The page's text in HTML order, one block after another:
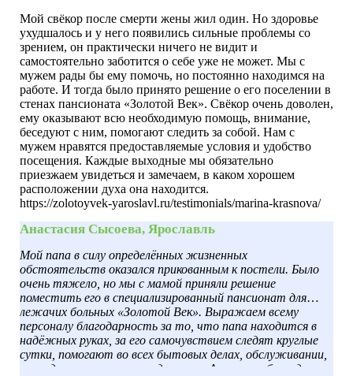
Мой свёкор после смерти жены жил один. Но здоровье
ухудшалось и у него появились сильные проблемы со
зрением, он практически ничего не видит и
самостоятельно заботится о себе уже не может. Мы с
мужем рады бы ему помочь, но постоянно находимся на
работе. И тогда было принято решение о его поселении в
стенах пансионата «Золотой Век». Свёкор очень доволен,
ему оказывают всю необходимую помощь, внимание,
беседуют с ним, помогают следить за собой. Нам с
мужем нравятся предоставляемые условия и удобство
посещения. Каждые выходные мы обязательно
приезжаем увидеться и замечаем, в каком хорошем
расположении духа она находится.
https://zolotoyvek-yaroslavl.ru/testimonials/marina-krasnova/
Анастасия Сысоева, Ярославль
Мой папа в силу определённых жизненных
обстоятельств оказался прикованным к постели. Было
очень тяжело, но мы с мамой приняли решение
поместить его в специализированный пансионат для
лежачих больных «Золотой Век». Выражаем всему
персоналу благодарность за то, что папа находится в
надёжных руках, за его самочувствием следят круглые
сутки, помогают во всех бытовых делах, обслуживании,
переодевают, меняют подгузники. А главное, благодаря